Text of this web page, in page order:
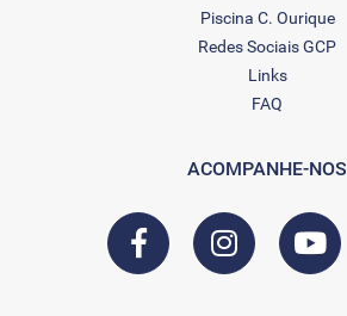
Piscina C. Ourique
Redes Sociais GCP
Links
FAQ
ACOMPANHE-NOS